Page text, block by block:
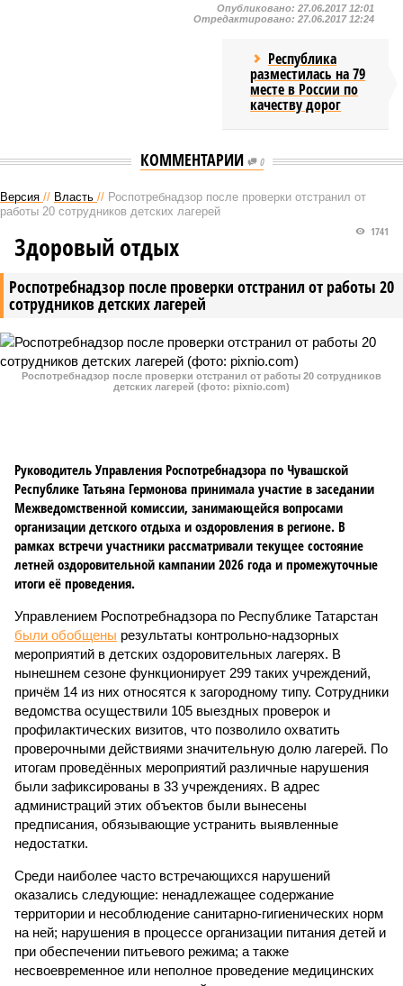
Опубликовано: 27.06.2017 12:01
Отредактировано: 27.06.2017 12:24
Республика
разместилась на 79
месте в России по
качеству дорог
КОММЕНТАРИИ 0
Версия // Власть // Роспотребнадзор после проверки отстранил от
работы 20 сотрудников детских лагерей
Роспотребнадзор после проверки отстранил от работы 20
сотрудников детских лагерей
1741
Здоровый отдых
Роспотребнадзор после проверки отстранил от работы 20 сотрудников
детских лагерей (фото: pixnio.com)
Руководитель Управления Роспотребнадзора по Чувашской
Республике Татьяна Гермонова принимала участие в заседании
Межведомственной комиссии, занимающейся вопросами
организации детского отдыха и оздоровления в регионе. В
рамках встречи участники рассматривали текущее состояние
летней оздоровительной кампании 2026 года и промежуточные
итоги её проведения.
Управлением Роспотребнадзора по Республике Татарстан
были обобщены результаты контрольно-надзорных
мероприятий в детских оздоровительных лагерях. В
нынешнем сезоне функционирует 299 таких учреждений,
причём 14 из них относятся к загородному типу. Сотрудники
ведомства осуществили 105 выездных проверок и
профилактических визитов, что позволило охватить
проверочными действиями значительную долю лагерей. По
итогам проведённых мероприятий различные нарушения
были зафиксированы в 33 учреждениях. В адрес
администраций этих объектов были вынесены
предписания, обязывающие устранить выявленные
недостатки.
Среди наиболее часто встречающихся нарушений
оказались следующие: ненадлежащее содержание
территории и несоблюдение санитарно-гигиенических норм
на ней; нарушения в процессе организации питания детей и
при обеспечении питьевого режима; а также
несвоевременное или неполное проведение медицинских